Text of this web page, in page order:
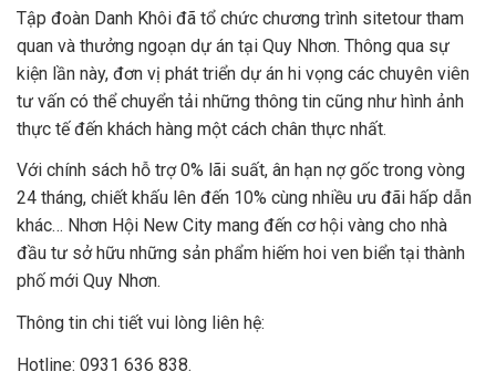
Tập đoàn Danh Khôi đã tổ chức chương trình sitetour tham
quan và thưởng ngoạn dự án tại Quy Nhơn. Thông qua sự
kiện lần này, đơn vị phát triển dự án hi vọng các chuyên viên
tư vấn có thể chuyển tải những thông tin cũng như hình ảnh
thực tế đến khách hàng một cách chân thực nhất.
Với chính sách hỗ trợ 0% lãi suất, ân hạn nợ gốc trong vòng
24 tháng, chiết khấu lên đến 10% cùng nhiều ưu đãi hấp dẫn
khác… Nhơn Hội New City mang đến cơ hội vàng cho nhà
đầu tư sở hữu những sản phẩm hiếm hoi ven biển tại thành
phố mới Quy Nhơn.
Thông tin chi tiết vui lòng liên hệ:
Hotline: 0931 636 838.